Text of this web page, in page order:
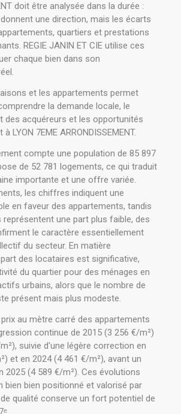
doit être analysée dans la durée :
une direction, mais les écarts
quartiers et prestations
REGIE JANIN ET CIE utilise ces
chaque bien dans son
et les appartements permet
la demande locale, le
des acquéreurs et les opportunités
LYON 7EME ARRONDISSEMENT.
compte une population de 85 897
de 52 781 logements, ce qui traduit
importante et une offre variée.
les chiffres indiquent une
en faveur des appartements, tandis
une part plus faible, des
le caractère essentiellement
du secteur. En matière
des locataires est significative,
du quartier pour des ménages en
urbains, alors que le nombre de
présent mais plus modeste.
au mètre carré des appartements
continue de 2015 (3 256 €/m²)
suivie d'une légère correction en
et en 2024 (4 461 €/m²), avant un
2025 (4 589 €/m²). Ces évolutions
bien bien positionné et valorisé par
qualité conserve un fort potentiel de